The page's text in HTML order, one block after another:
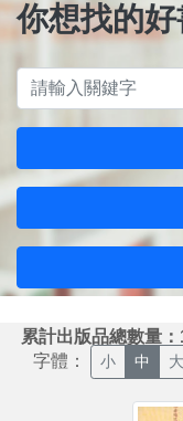
你想找的好
累計出版品總數量
字體： 小 中 大